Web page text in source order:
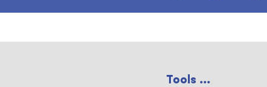
Tools ...